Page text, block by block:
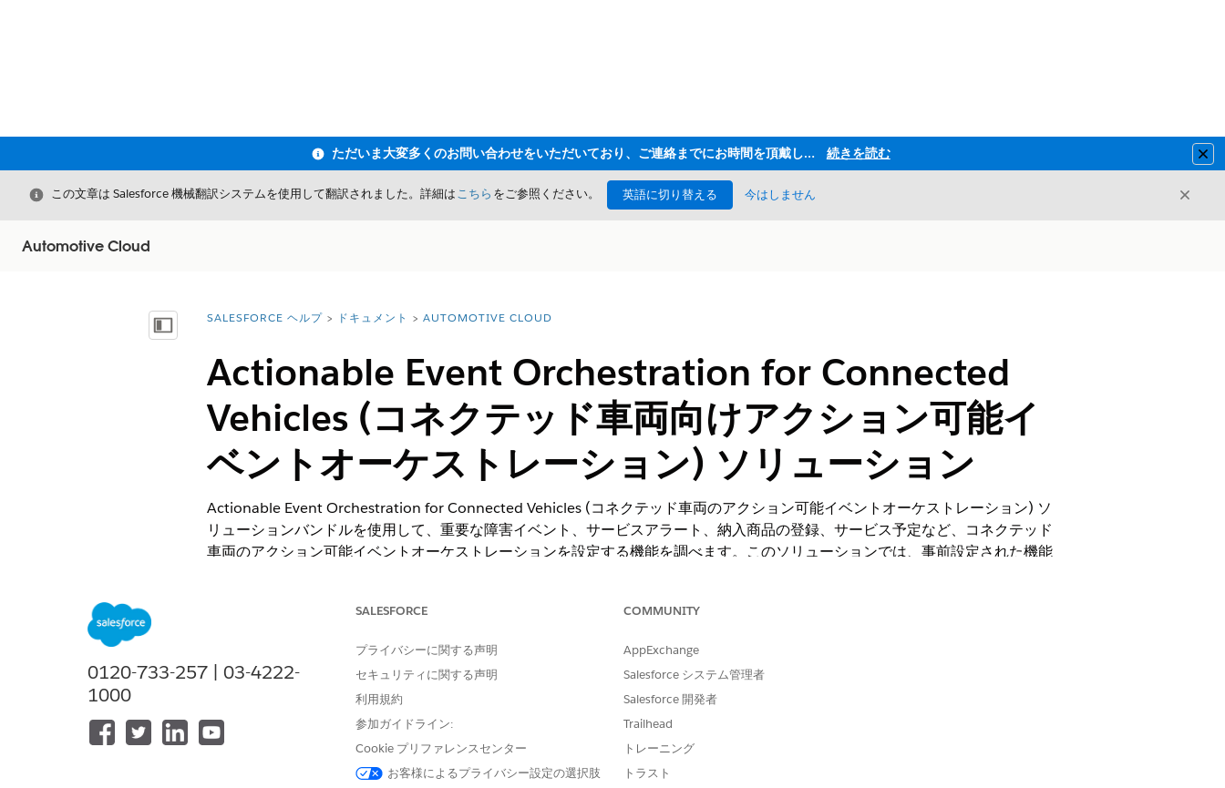
ただいま大変多くのお問い合わせをいただいており、ご連絡までにお時間を頂戴しております 続きを読む
閉じる
この文章は Salesforce 機械翻訳システムを使用して翻訳されました。詳細はこちら をご参照ください。 英語に切り替える 今はしません 閉じる
Automotive Cloud
目次を表示詳細情報:
SALESFORCE ヘルプ ドキュメント AUTOMOTIVE CLOUD
Actionable Event Orchestration for Connected
Vehicles (コネクテッド車両向けアクション可能イ
ベントオーケストレーション) ソリューション
Actionable Event Orchestration for Connected Vehicles (コネクテッド車両のアクション可能イベントオーケストレーション) ソ
リューションバンドルを使用して、重要な障害イベント、サービスアラート、納入商品の登録、サービス予定など、コネクテッド
車両のアクション可能イベントオーケストレーションを設定する機能を調べます。このソリューションでは、事前設定された機能
使用可能なインターフェース: Lightning Experience
使用可能なエディション:Enterprise Edition、 Unlimited Edition、およびDeveloper Edition
Salesforce では、Sandbox から開始して、インストール済み設定がニーズを満たしていることを確認してから本番に移行すること
をお勧めします。本番組織にリリースするには、Apexコードのコードカバー率が75%以上である必要があります。インストールが成功
しなかった場合は、[設定] の [ソリューションリリース監視] ページにあるエラーログを使用して原因を把握します。
0120-733-257 | 03-4222-
1000
SALESFORCE
プライバシーに関する声明
セキュリティに関する声明
利用規約
参加ガイドライン:
Cookie プリファレンスセンター
お客様によるプライバシー設定の選択肢
COMMUNITY
AppExchange
Salesforce システム管理者
Salesforce 開発者
Trailhead
トレーニング
トラスト